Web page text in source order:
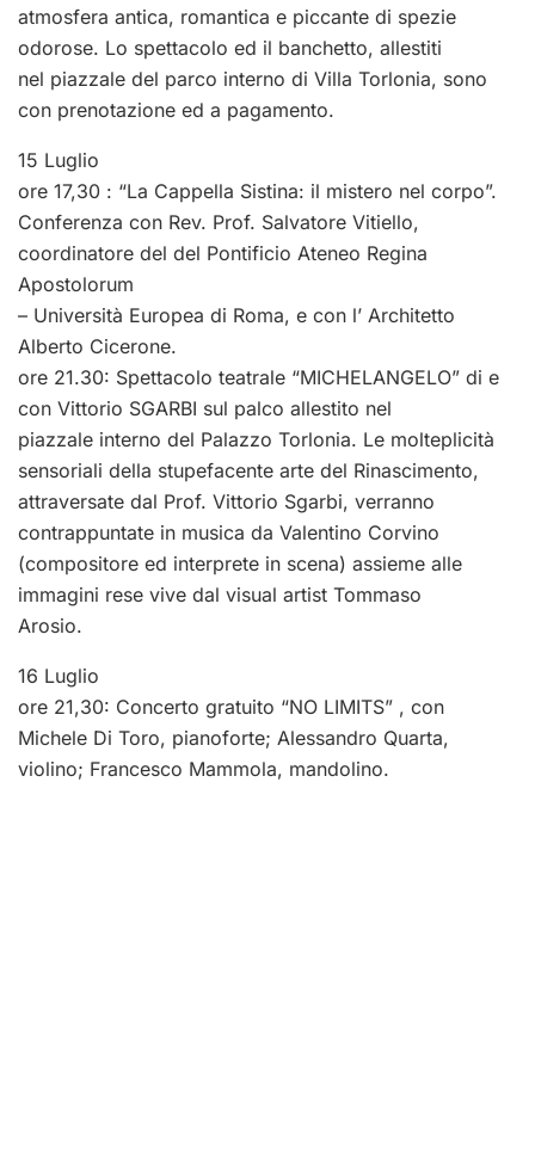
atmosfera antica, romantica e piccante di spezie
odorose. Lo spettacolo ed il banchetto, allestiti
nel piazzale del parco interno di Villa Torlonia, sono
con prenotazione ed a pagamento.
15 Luglio
ore 17,30 : “La Cappella Sistina: il mistero nel corpo”.
Conferenza con Rev. Prof. Salvatore Vitiello,
coordinatore del del Pontificio Ateneo Regina
Apostolorum
– Università Europea di Roma, e con l’ Architetto
Alberto Cicerone.
ore 21.30: Spettacolo teatrale “MICHELANGELO” di e
con Vittorio SGARBI sul palco allestito nel
piazzale interno del Palazzo Torlonia. Le molteplicità
sensoriali della stupefacente arte del Rinascimento,
attraversate dal Prof. Vittorio Sgarbi, verranno
contrappuntate in musica da Valentino Corvino
(compositore ed interprete in scena) assieme alle
immagini rese vive dal visual artist Tommaso
Arosio.
16 Luglio
ore 21,30: Concerto gratuito “NO LIMITS” , con
Michele Di Toro, pianoforte; Alessandro Quarta,
violino; Francesco Mammola, mandolino.